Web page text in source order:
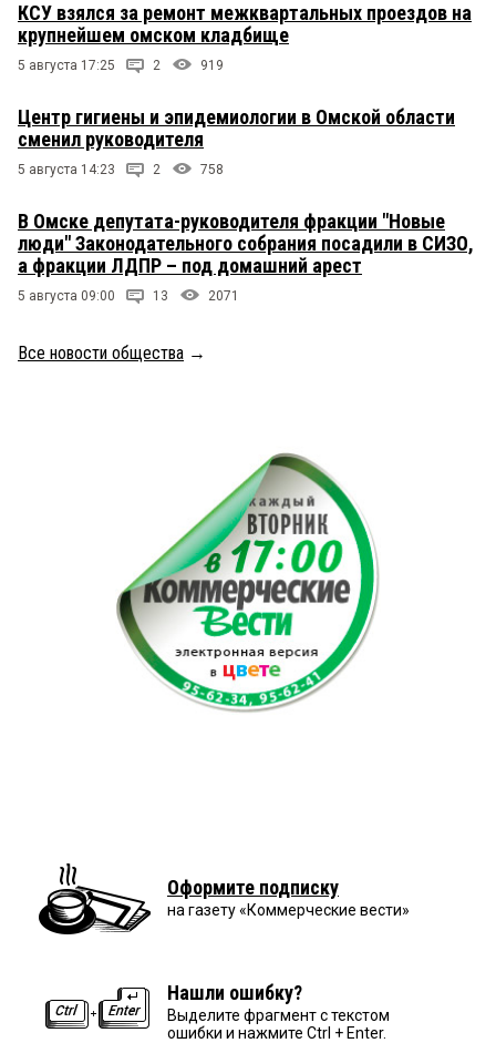
КСУ взялся за ремонт межквартальных проездов на
крупнейшем омском кладбище
5 августа 17:25 2 919
Центр гигиены и эпидемиологии в Омской области
сменил руководителя
5 августа 14:23 2 758
В Омске депутата-руководителя фракции "Новые
люди" Законодательного собрания посадили в СИЗО,
а фракции ЛДПР – под домашний арест
5 августа 09:00 13 2071
Все новости общества →
Оформите подписку
на газету «Коммерческие вести»
Нашли ошибку?
Выделите фрагмент с текстом
ошибки и нажмите Ctrl + Enter.